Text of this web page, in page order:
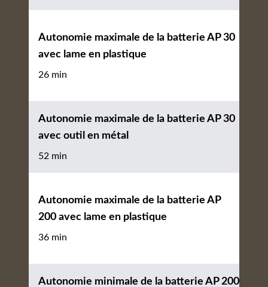
Autonomie maximale de la batterie AP 30
avec lame en plastique
26 min
Autonomie maximale de la batterie AP 30
avec outil en métal
52 min
Autonomie maximale de la batterie AP
200 avec lame en plastique
36 min
Autonomie minimale de la batterie AP 200